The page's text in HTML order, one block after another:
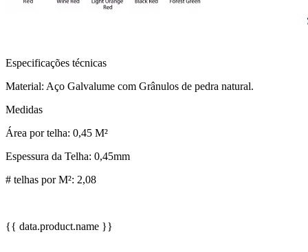
Especificações técnicas
Material: Aço Galvalume com Grânulos de pedra natural.
Medidas
Área por telha: 0,45 M²
Espessura da Telha: 0,45mm
# telhas por M²: 2,08
{{ data.product.name }}